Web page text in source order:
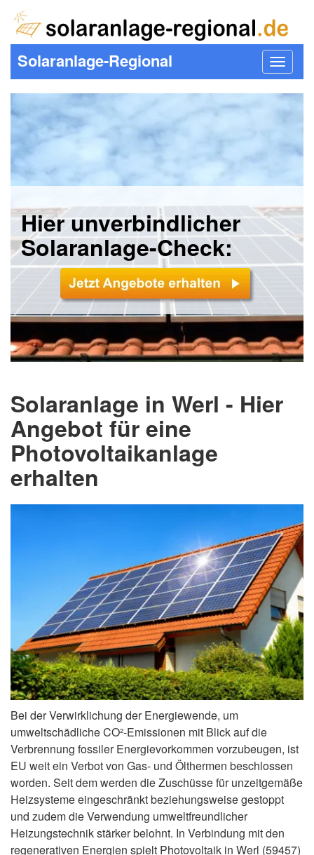
Toggle
Solaranlage-Regional
Hier unverbindlicher
Solaranlage-Check:
Solaranlage in Werl - Hier
Angebot für eine
Photovoltaikanlage
erhalten
Bei der Verwirklichung der Energiewende, um
umweltschädliche CO²-Emissionen mit Blick auf die
Verbrennung fossiler Energievorkommen vorzubeugen, ist
EU weit ein Verbot von Gas- und Ölthermen beschlossen
worden. Seit dem werden die Zuschüsse für unzeitgemäße
Heizsysteme eingeschränkt beziehungsweise gestoppt
und zudem die Verwendung umweltfreundlicher
Heizungstechnik stärker belohnt. In Verbindung mit den
regenerativen Energien spielt Photovoltaik in Werl (59457)